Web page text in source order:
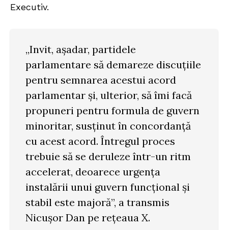
Executiv.
„Invit, așadar, partidele
parlamentare să demareze discuțiile
pentru semnarea acestui acord
parlamentar și, ulterior, să îmi facă
propuneri pentru formula de guvern
minoritar, susținut în concordanță
cu acest acord. Întregul proces
trebuie să se deruleze într-un ritm
accelerat, deoarece urgența
instalării unui guvern funcțional și
stabil este majoră”, a transmis
Nicușor Dan pe rețeaua X.